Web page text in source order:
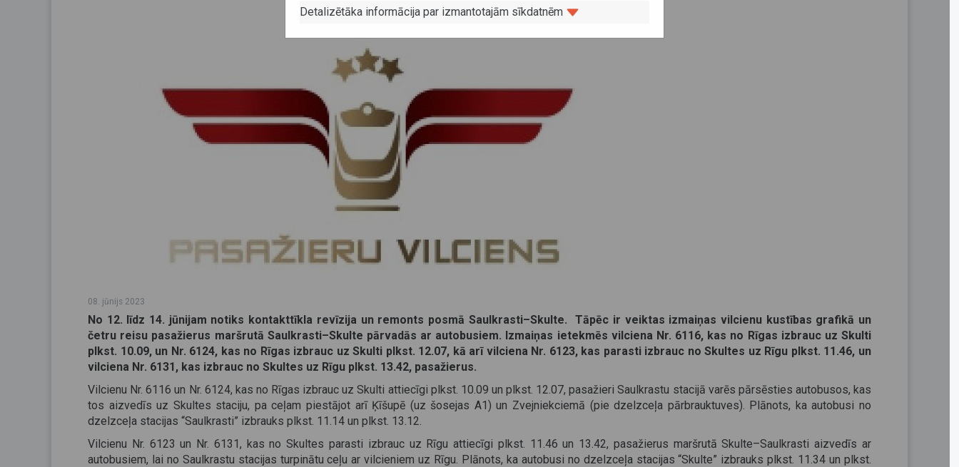
08. jūnijs 2023
No 12. līdz 14. jūnijam notiks kontakttīkla revīzija un remonts posmā Saulkrasti–Skulte. Tāpēc ir veiktas izmaiņas vilcienu kustības grafikā un
četru reisu pasažierus maršrutā Saulkrasti–Skulte pārvadās ar autobusiem. Izmaiņas ietekmēs vilciena Nr. 6116, kas no Rīgas izbrauc uz Skulti
plkst. 10.09, un Nr. 6124, kas no Rīgas izbrauc uz Skulti plkst. 12.07, kā arī vilciena Nr. 6123, kas parasti izbrauc no Skultes uz Rīgu plkst. 11.46, un
vilciena Nr. 6131, kas izbrauc no Skultes uz Rīgu plkst. 13.42, pasažierus.
Vilcienu Nr. 6116 un Nr. 6124, kas no Rīgas izbrauc uz Skulti attiecīgi plkst. 10.09 un plkst. 12.07, pasažieri Saulkrastu stacijā varēs pārsēsties autobusos, kas
tos aizvedīs uz Skultes staciju, pa ceļam piestājot arī Ķīšupē (uz šosejas A1) un Zvejniekciemā (pie dzelzceļa pārbrauktuves). Plānots, ka autobusi no
dzelzceļa stacijas “Saulkrasti” izbrauks plkst. 11.14 un plkst. 13.12.
Vilcienu Nr. 6123 un Nr. 6131, kas no Skultes parasti izbrauc uz Rīgu attiecīgi plkst. 11.46 un 13.42, pasažierus maršrutā Skulte–Saulkrasti aizvedīs ar
autobusiem, lai no Saulkrastu stacijas turpinātu ceļu ar vilcieniem uz Rīgu. Plānots, ka autobusi no dzelzceļa stacijas “Skulte” izbrauks plkst. 11.34 un plkst.
Detalizētāka informācija par izmantotajām sīkdatnēm